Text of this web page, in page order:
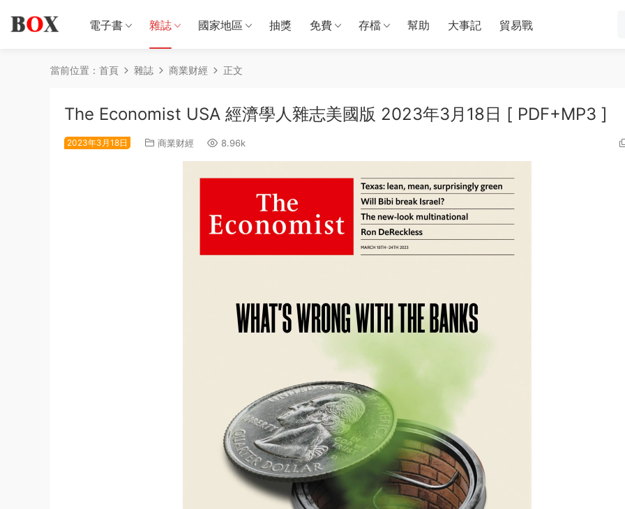
電子書 雜誌 國家地區 抽獎 免費 存檔 幫助 大事記 貿易戰
當前位置： 首頁 雜誌 商業财經 正文
The Economist USA 經濟學人雜志美國版 2023年3月18日 [ PDF+MP3 ]
2023年3月18日 商業财經 8.96k